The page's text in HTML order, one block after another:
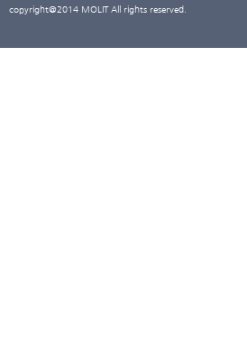
copyright@2014 MOLIT All rights reserved.